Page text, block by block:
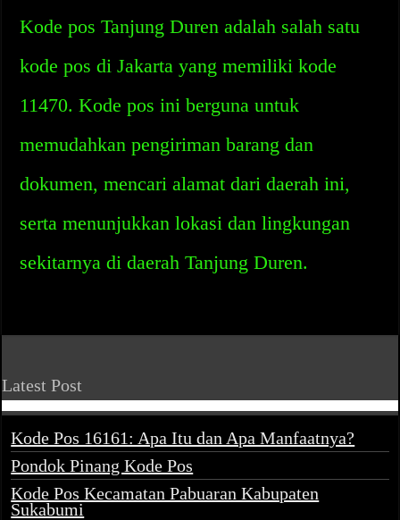
Kode pos Tanjung Duren adalah salah satu
kode pos di Jakarta yang memiliki kode
11470. Kode pos ini berguna untuk
memudahkan pengiriman barang dan
dokumen, mencari alamat dari daerah ini,
serta menunjukkan lokasi dan lingkungan
sekitarnya di daerah Tanjung Duren.
Latest Post
Kode Pos 16161: Apa Itu dan Apa Manfaatnya?
Pondok Pinang Kode Pos
Kode Pos Kecamatan Pabuaran Kabupaten
Sukabumi